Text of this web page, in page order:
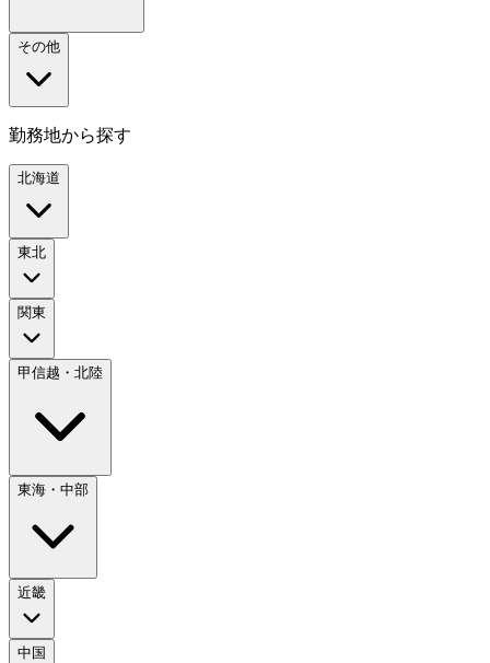
その他
勤務地から探す
北海道
東北
関東
甲信越・北陸
東海・中部
近畿
中国